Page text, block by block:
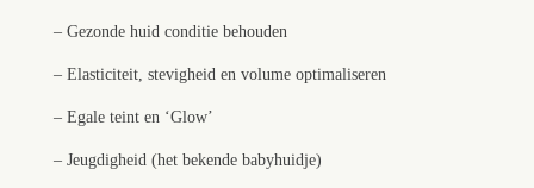
– Gezonde huid conditie behouden
– Elasticiteit, stevigheid en volume optimaliseren
– Egale teint en ‘Glow’
– Jeugdigheid (het bekende babyhuidje)